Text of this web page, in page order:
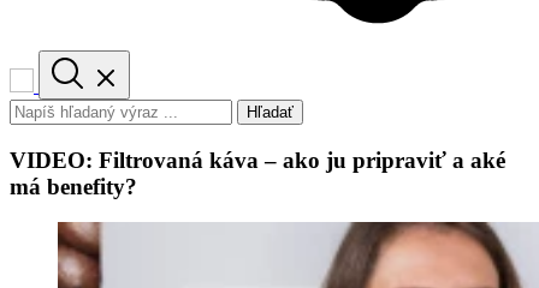
Hľadať
VIDEO: Filtrovaná káva – ako ju pripraviť a aké
má benefity?